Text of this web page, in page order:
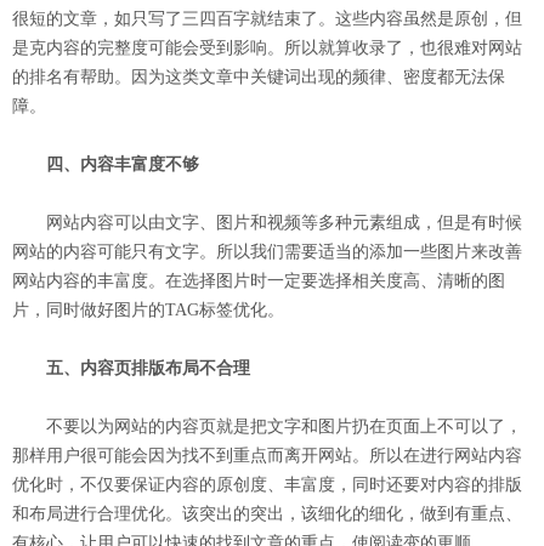
很短的文章，如只写了三四百字就结束了。这些内容虽然是原创，但
是克内容的完整度可能会受到影响。所以就算收录了，也很难对网站
的排名有帮助。因为这类文章中关键词出现的频律、密度都无法保
障。
四、内容丰富度不够
网站内容可以由文字、图片和视频等多种元素组成，但是有时候
网站的内容可能只有文字。所以我们需要适当的添加一些图片来改善
网站内容的丰富度。在选择图片时一定要选择相关度高、清晰的图
片，同时做好图片的TAG标签优化。
五、内容页排版布局不合理
不要以为网站的内容页就是把文字和图片扔在页面上不可以了，
那样用户很可能会因为找不到重点而离开网站。所以在进行网站内容
优化时，不仅要保证内容的原创度、丰富度，同时还要对内容的排版
和布局进行合理优化。该突出的突出，该细化的细化，做到有重点、